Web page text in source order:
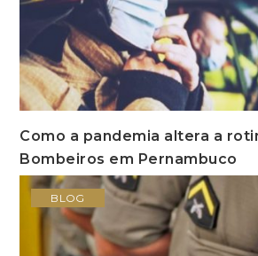
Como a pandemia altera a
Bombeiros em Pernambuco
BLOG